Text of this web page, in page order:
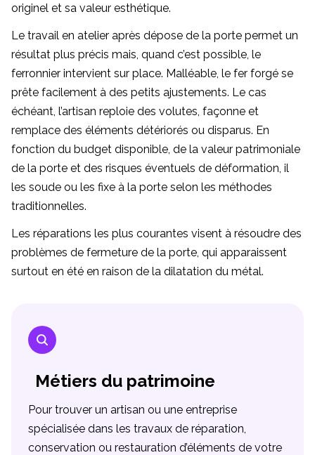
originel et sa valeur esthétique.
Le travail en atelier après dépose de la porte permet un
résultat plus précis mais, quand c’est possible, le
ferronnier intervient sur place. Malléable, le fer forgé se
prête facilement à des petits ajustements. Le cas
échéant, l’artisan reploie des volutes, façonne et
remplace des éléments détériorés ou disparus. En
fonction du budget disponible, de la valeur patrimoniale
de la porte et des risques éventuels de déformation, il
les soude ou les fixe à la porte selon les méthodes
traditionnelles.
Les réparations les plus courantes visent à résoudre des
problèmes de fermeture de la porte, qui apparaissent
surtout en été en raison de la dilatation du métal.
Métiers du patrimoine
Pour trouver un artisan ou une entreprise
spécialisée dans les travaux de réparation,
conservation ou restauration d’éléments de votre